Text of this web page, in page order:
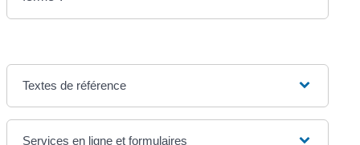
Textes de référence
Services en ligne et formulaires